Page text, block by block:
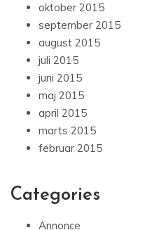
oktober 2015
september 2015
august 2015
juli 2015
juni 2015
maj 2015
april 2015
marts 2015
februar 2015
Categories
Annonce